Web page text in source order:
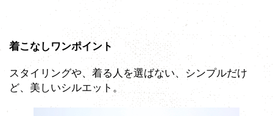
着こなしワンポイント
スタイリングや、着る人を選ばない、シンプルだけ
ど、美しいシルエット。